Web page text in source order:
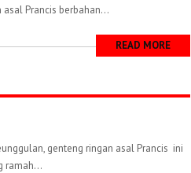
Prancis berbahan...
READ MORE
genteng ringan asal Prancis ini
ramah...